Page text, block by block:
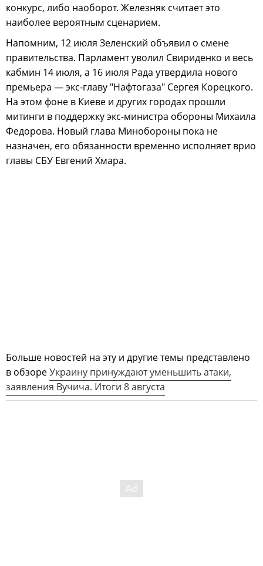
конкурс, либо наоборот. Железняк считает это
наиболее вероятным сценарием.
Напомним, 12 июля Зеленский объявил о смене
правительства. Парламент уволил Свириденко и весь
кабмин 14 июля, а 16 июля Рада утвердила нового
премьера — экс-главу "Нафтогаза" Сергея Корецкого.
На этом фоне в Киеве и других городах прошли
митинги в поддержку экс-министра обороны Михаила
Федорова. Новый глава Минобороны пока не
назначен, его обязанности временно исполняет врио
главы СБУ Евгений Хмара.
Больше новостей на эту и другие темы представлено
в обзореУкраину принуждают уменьшить атаки,
заявления Вучича. Итоги 8 августа